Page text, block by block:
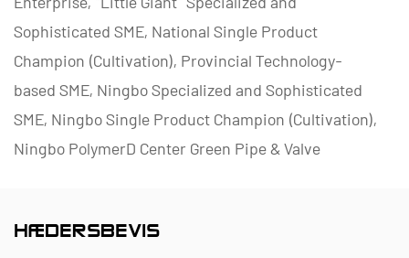
Sophisticated SME, National Single Product
Champion (Cultivation), Provincial Technology-
based SME, Ningbo Specialized and Sophisticated
SME, Ningbo Single Product Champion (Cultivation),
Ningbo PolymerD Center Green Pipe & Valve
Enterprise Data Management Capability
HÆDERSBEVIS